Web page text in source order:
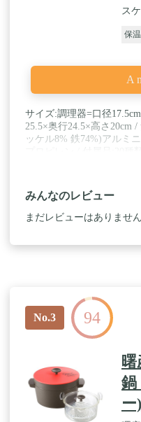
ス
保
サイズ:調理器=口径
25.5×奥行24.5×高さ20cm
ッケル8% 鉄74%)アルミ
力:71度以上(6時間) / 保
スコンロ 電気プレート
不可、空だき禁止
みんなのレビュー
まだレビューはありません
No.3 94
鍋